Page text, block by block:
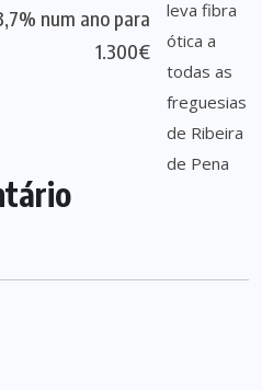
num ano para
1.300€